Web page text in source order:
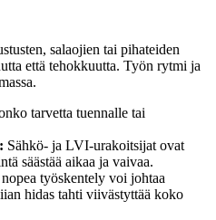
salaojien tai pihateiden
että tehokkuutta. Työn rytmi ja
tarvetta tuennalle tai
Sähkö- ja LVI-urakoitsijat ovat
säästää aikaa ja vaivaa.
työskentely voi johtaa
hidas tahti viivästyttää koko